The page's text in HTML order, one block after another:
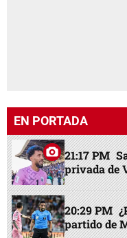
EN PORTADA
21:17 PM
privada de
20:29 PM
partido de